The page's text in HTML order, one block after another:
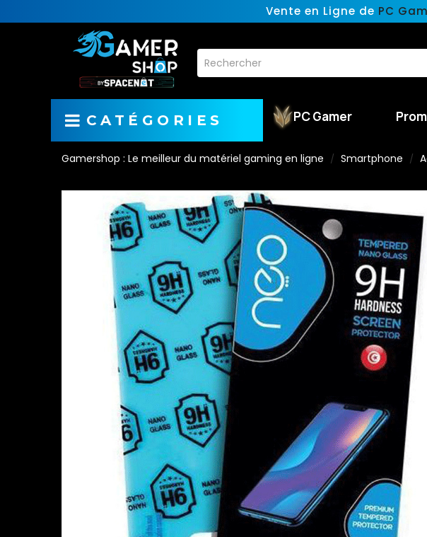
Vente en Ligne de PC
CATÉGORIES PC Gamer
Gamershop : Le meilleur du matériel gaming en ligne Smartphone